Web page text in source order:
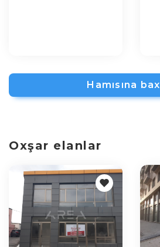
Hamısına bax
Oxşar elanlar